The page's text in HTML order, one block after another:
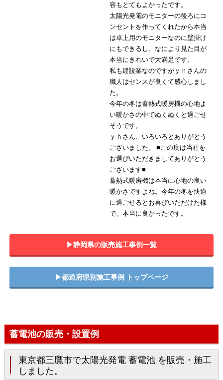
容もとてもよかったです。
太陽光発電のモニターの後ろにコ
ンセントを作ってくれたから本当
は卓上用のモニターなのに壁掛け
にもできるし、なにより見た目が
本当にきれいで大満足です。
私も建設業なのですがｙｈさんの
職人はセンスが良くて感心しまし
た。
今年の冬は蓄熱式暖房機の心地よ
い暖かさの中でぬくぬくと過ごせ
そうです。
ｙｈさん、いろいろとありがとう
ございました。 ■この度は当社を
お選びいただきましてありがとう
ございます■
蓄熱式暖房機は本当に心地の良い
暖かさですよね。今年の冬を快適
に過ごせるとお喜びいただけた様
で、本当に良かったです。
▶︎静岡県の販売施工事例一覧
▶︎都道府県別施工事例 トップページ
蓄電池の販売・設置例
東京都三鷹市で太陽光発電 蓄電池 を販売・施工
しました。